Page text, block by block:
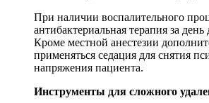
При наличии воспалительного
антибактериальная терапия за
Кроме местной анестезии
применяться седация для снятия
напряжения пациента.
Инструменты для сложного